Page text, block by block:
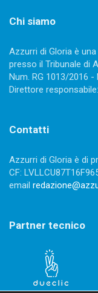
Chi siamo
Azzurri di Gloria è
presso il Tribunale di
Num. RG 1013/2016
Direttore
Contatti
Azzurri di Gloria è di
CF:
email
Partner tecnico